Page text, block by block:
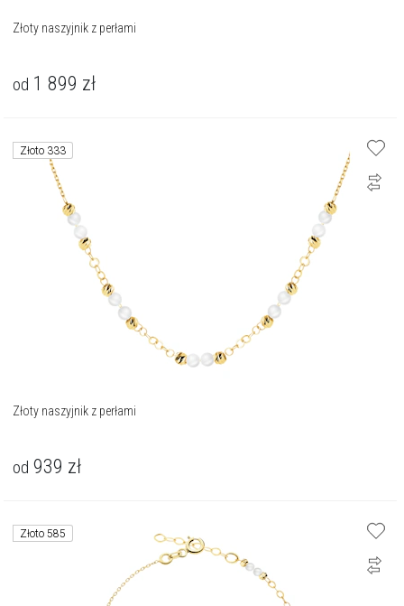
Złoty naszyjnik z perłami
od 1 899 zł
Złoto 333
Złoty naszyjnik z perłami
od 939 zł
Złoto 585